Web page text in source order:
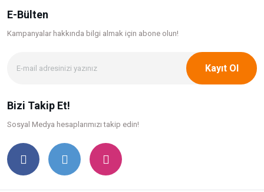
E-Bülten
Kampanyalar hakkında bilgi almak için abone olun!
Kayıt Ol
Bizi Takip Et!
Sosyal Medya hesaplarımızı takip edin!